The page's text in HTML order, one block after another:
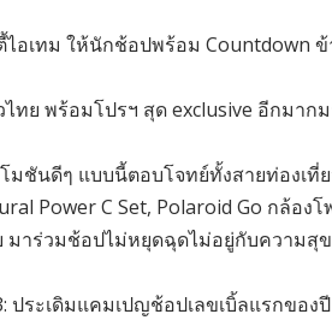
ไอเทม ให้นักช้อปพร้อม Countdown
ทย พร้อมโปรฯ สุด exclusive อีกมากม
มชันดีๆ แบบนี้ตอบโจทย์ทั้งสายท่องเที่
Power C Set, Polaroid Go กล้อง
มาร่วมช้อปไม่หยุดฉุดไม่อยู่กับความสุ
ประเดิมแคมเปญช้อปเลขเบิ้ลแรกของปี